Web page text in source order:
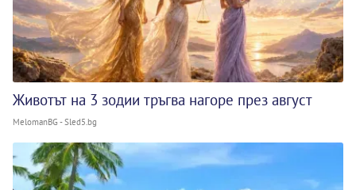
Животът на 3 зодии тръгва нагоре през август
MelomanBG - Sled5.bg